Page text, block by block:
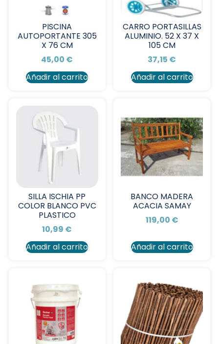
PISCINA
AUTOPORTANTE 305
X 76 CM
45,00 €
Añadir al carrito
CARRO PORTASILLAS
ALUMINIO. 52 X 37 X
105 CM
37,15 €
Añadir al carrito
SILLA ISCHIA PP
COLOR BLANCO PVC
PLASTICO
10,99 €
Añadir al carrito
BANCO MADERA
ACACIA SAMAY
119,00 €
Añadir al carrito